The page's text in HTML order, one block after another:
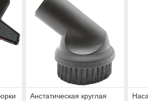
Анстатическая круглая